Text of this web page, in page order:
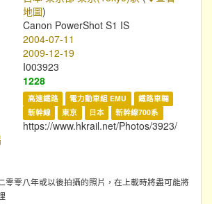
地圖)
Canon PowerShot S1 IS
2004-07-11
2009-12-19
I003923
1228
高速鐵路 電力動車組 EMU
鐵路車輛
新幹線
東京 日本 新幹線700系
https://www.hkrail.net/Photos/3923/
零零八年或以後拍攝的照片，在上載時將盡可能將